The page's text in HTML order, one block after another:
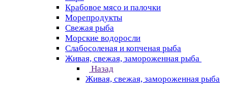
Крабовое мясо и палочки
Морепродукты
Свежая рыба
Морские водоросли
Слабосоленая и копченая рыба
Живая, свежая, замороженная рыба
Назад
Живая, свежая, замороженная рыба